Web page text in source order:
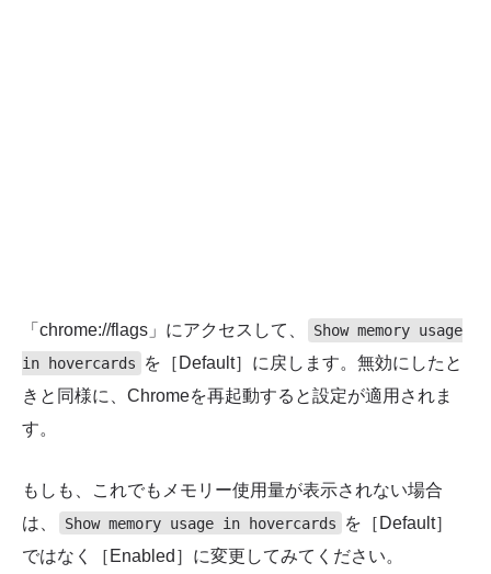
「chrome://flags」にアクセスして、
Show memory usage
in hovercards
を［Default］に戻します。無効にしたと
きと同様に、Chromeを再起動すると設定が適用されま
す。
もしも、これでもメモリー使用量が表示されない場合
は、
Show memory usage in hovercards
を［Default］
ではなく［Enabled］に変更してみてください。